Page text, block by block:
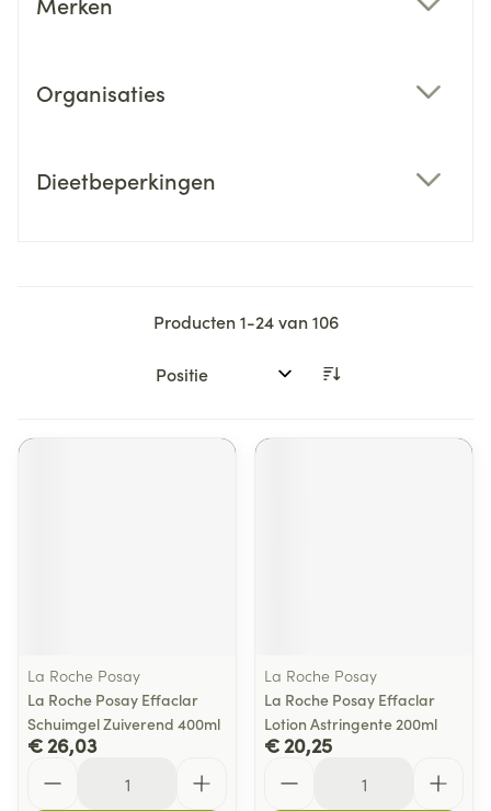
Organisaties
Dieetbeperkingen
Producten1-24van106
Sorteer op:
La Roche Posay
La Roche Posay Effaclar
Schuimgel Zuiverend 400ml
€ 26,03
La Roche Posay
La Roche Posay Effaclar
Lotion Astringente 200ml
€ 20,25